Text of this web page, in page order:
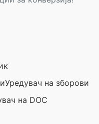
Уредувач на зборови
на DOC